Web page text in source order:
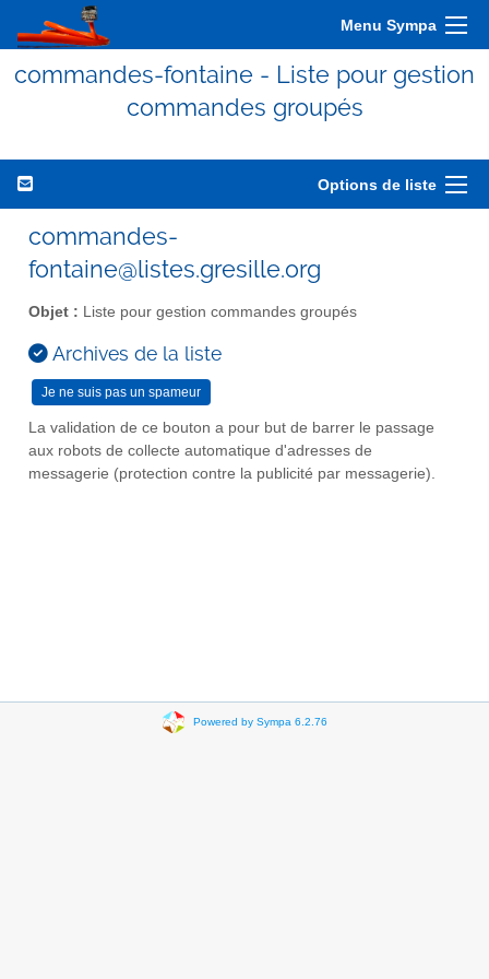
Menu Sympa
commandes-fontaine - Liste pour gestion
commandes groupés
Options de liste
commandes-
fontaine@listes.gresille.org
Objet : Liste pour gestion commandes groupés
Archives de la liste
La validation de ce bouton a pour but de barrer le passage
aux robots de collecte automatique d'adresses de
messagerie (protection contre la publicité par messagerie).
Powered by Sympa 6.2.76